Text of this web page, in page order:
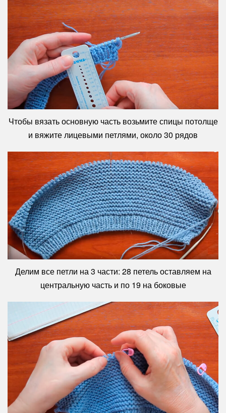
Чтобы вязать основную часть возьмите спицы потолще
и вяжите лицевыми петлями, около 30 рядов
Делим все петли на 3 части: 28 петель оставляем на
центральную часть и по 19 на боковые